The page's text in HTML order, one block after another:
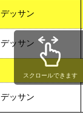
デッサン
デッサン
デッサン
スクロールできます